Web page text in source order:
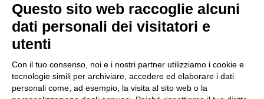
Importo netto (€):
Questo sito web raccoglie alcuni
dati personali dei visitatori e
utenti
Con il tuo consenso, noi e i nostri partner utilizziamo i cookie e
tecnologie simili per archiviare, accedere ed elaborare i dati
personali come, ad esempio, la visita al sito web o la